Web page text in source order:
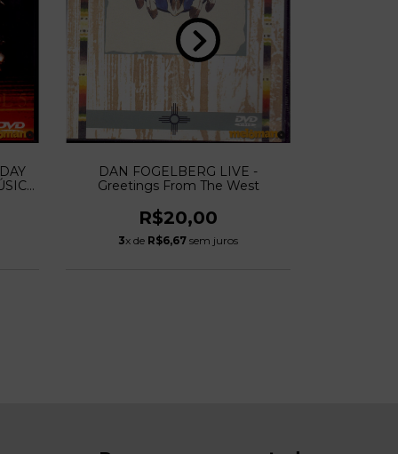
DAN FOGELBERG LIVE -
Greetings From The West
R$20,00
3x de R$6,67 sem juros